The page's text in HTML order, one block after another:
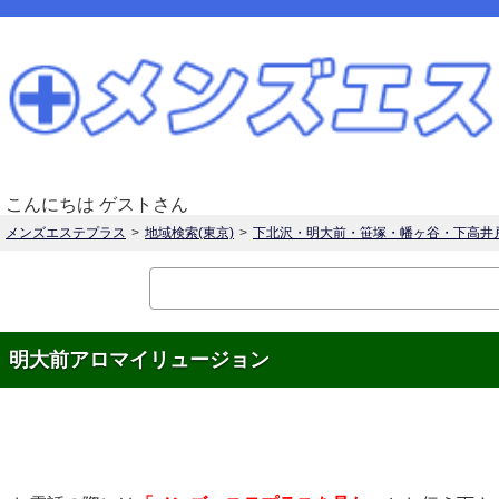
こんにちは ゲストさん
メンズエステプラス 地域検索(東京) 下北沢・明大前・笹塚・幡ヶ谷・下高井
明大前アロマイリュージョン